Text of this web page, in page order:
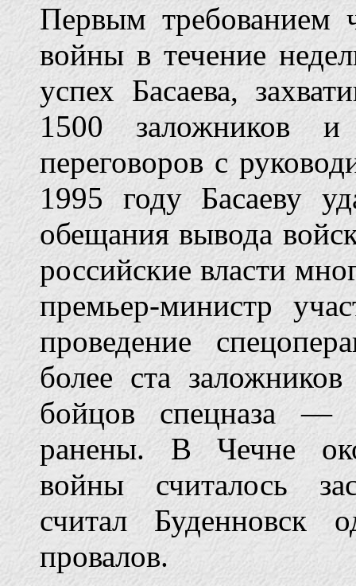
Первым требованием
войны в течение
успех Басаева,
1500 заложников и
переговоров с
1995 году Басаеву
обещания вывода
российские власти
премьер-министр
проведение
более ста
бойцов спецназа —
ранены. В Чечне
войны считалось
считал Буденновск
провалов.